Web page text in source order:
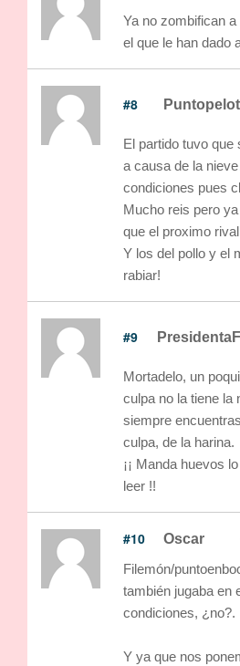
Ya no zombifican
el que le han dado
#8
El partido tuvo
a causa de la
condiciones pues
Mucho reis pero
que el proximo
Y los del pollo y el
rabiar!
#9
Mortadelo, un
culpa no la tiene la
siempre
culpa, de la harina.
¡¡ Manda huevos
leer !!
#10 Oscar
Filemón/
también jugaba en
condiciones, ¿no?.
Y ya que nos